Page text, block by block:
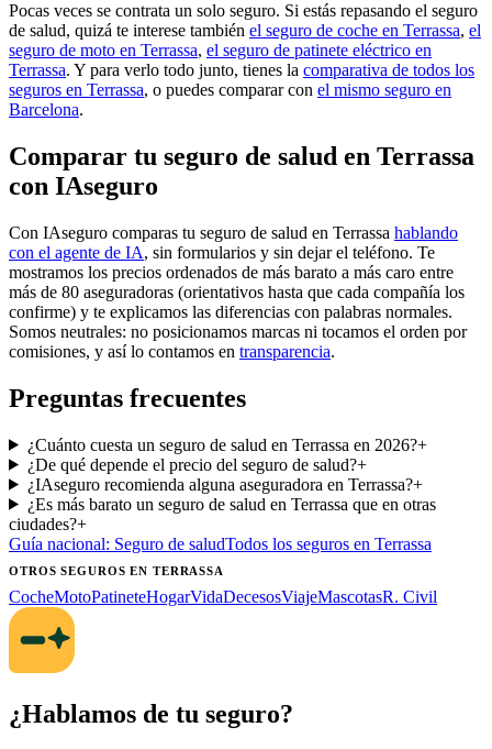
Pocas veces se contrata un solo seguro. Si estás repasando el seguro
de salud, quizá te interese también el seguro de coche en Terrassa, el
seguro de moto en Terrassa, el seguro de patinete eléctrico en
Terrassa. Y para verlo todo junto, tienes la comparativa de todos los
seguros en Terrassa, o puedes comparar con el mismo seguro en
Barcelona.
Comparar tu seguro de salud en Terrassa
con IAseguro
Con IAseguro comparas tu seguro de salud en Terrassa hablando
con el agente de IA, sin formularios y sin dejar el teléfono. Te
mostramos los precios ordenados de más barato a más caro entre
más de 80 aseguradoras (orientativos hasta que cada compañía los
confirme) y te explicamos las diferencias con palabras normales.
Somos neutrales: no posicionamos marcas ni tocamos el orden por
comisiones, y así lo contamos en transparencia.
Preguntas frecuentes
¿Cuánto cuesta un seguro de salud en Terrassa en 2026?+
¿De qué depende el precio del seguro de salud?+
¿IAseguro recomienda alguna aseguradora en Terrassa?+
¿Es más barato un seguro de salud en Terrassa que en otras
ciudades?+
Guía nacional: Seguro de saludTodos los seguros en Terrassa
OTROS SEGUROSEN TERRASSA
CocheMotoPatineteHogarVidaDecesosViajeMascotasR. Civil
¿Hablamos de tu seguro?